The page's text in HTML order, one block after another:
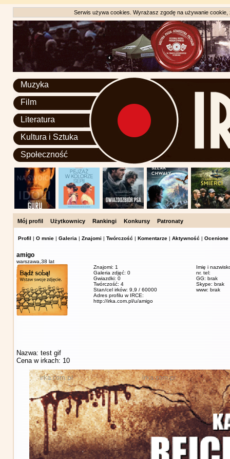
Serwis używa cookies. Wyrażasz zgodę na używanie
Muzyka
Film
Literatura
Kultura i Sztuka
Społeczność
Mój profil Użytkownicy Rankingi Konkursy Patronaty
Profil | O mnie | Galeria | Znajomi | Twórczość | Komentarze | Aktywność | Ocenione
amigo
warszawa, 38 lat
Znajomi: 1
Galeria zdjęć: 0
Gwiazdki: 0
Twórczość: 4
Stan/cel irków: 9,9 / 60000
Adres profilu w IRCE:
http://irka.com.pl/u/amigo
Imię i
nr. tel:
GG: brak
Skype: brak
www: brak
Nazwa: test gif
Cena w irkach: 10